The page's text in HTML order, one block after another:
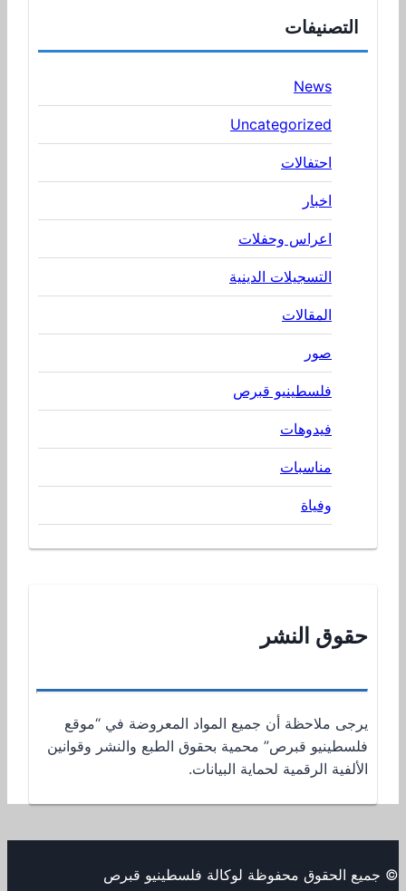
التصنيفات
News
Uncategorized
احتفالات
اخبار
اعراس وحفلات
التسجيلات الدينية
المقالات
صور
فلسطينيو قبرص
فيدوهات
مناسبات
وفياة
حقوق النشر
يرجى ملاحظة أن جميع المواد المعروضة في “موقع
فلسطينيو قبرص” محمية بحقوق الطبع والنشر وقوانين
الألفية الرقمية لحماية البيانات.
© جميع الحقوق محفوظة لوكالة فلسطينيو قبرص